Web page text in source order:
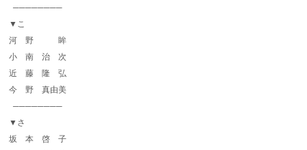
────────
▼こ
河 野 眸
小 南 治 次
近 藤 隆 弘
今 野 真由美
────────
▼さ
坂 本 啓 子